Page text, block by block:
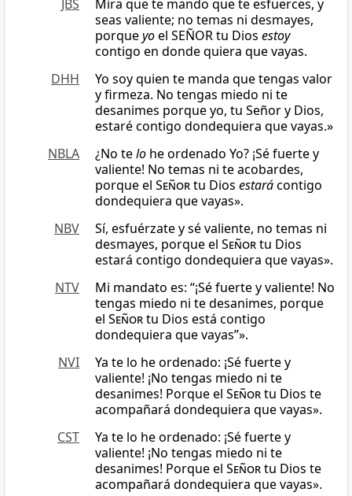
JBS
Mira que te mando que te esfuerces, y
seas valiente; no temas ni desmayes,
porqueyoel SEÑOR tu Dios estoy
contigo en donde quiera que vayas.
DHH
Yo soy quien te manda que tengas valor
y firmeza. No tengas miedo ni te
desanimes porque yo, tu Señor y Dios,
estaré contigo dondequiera que vayas.»
NBLA
¿No telo he ordenado Yo? ¡Sé fuerte y
valiente! No temas ni te acobardes,
porque el Señortu Dios estarácontigo
dondequiera que vayas».
NBV
Sí, esfuérzate y sé valiente, no temas ni
desmayes, porque el Señortu Dios
estará contigo dondequiera que vayas».
NTV
Mi mandato es: “¡Sé fuerte y valiente! No
tengas miedo ni te desanimes, porque
el Señortu Dios está contigo
dondequiera que vayas”».
NVI
Ya te lo he ordenado: ¡Sé fuerte y
valiente! ¡No tengas miedo ni te
desanimes! Porque el Señortu Dios te
acompañará dondequiera que vayas».
CST
Ya te lo he ordenado: ¡Sé fuerte y
valiente! ¡No tengas miedo ni te
desanimes! Porque el Señortu Dios te
acompañará dondequiera que vayas».